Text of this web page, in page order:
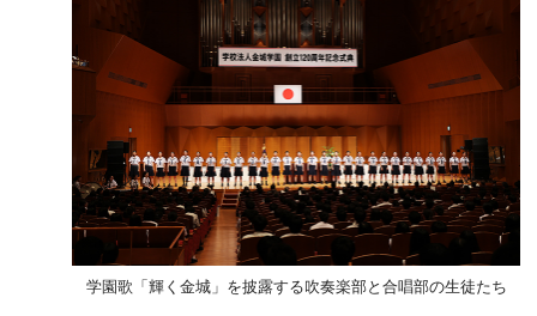
学園歌「輝く金城」を披露する吹奏楽部と合唱部の生徒たち